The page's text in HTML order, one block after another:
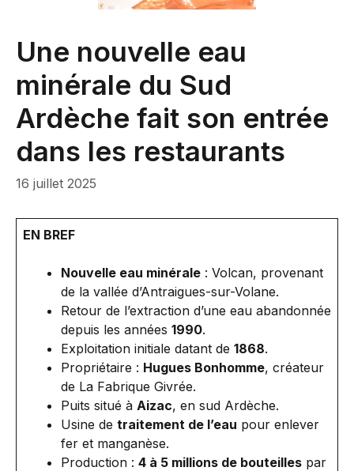
Une nouvelle eau
minérale du Sud
Ardèche fait son entrée
dans les restaurants
16 juillet 2025
EN BREF
Nouvelle eau minérale : Volcan, provenant
de la vallée d’Antraigues-sur-Volane.
Retour de l’extraction d’une eau abandonnée
depuis les années 1990.
Exploitation initiale datant de 1868.
Propriétaire : Hugues Bonhomme, créateur
de La Fabrique Givrée.
Puits situé à Aizac, en sud Ardèche.
Usine de traitement de l’eau pour enlever
fer et manganèse.
Production : 4 à 5 millions de bouteilles par